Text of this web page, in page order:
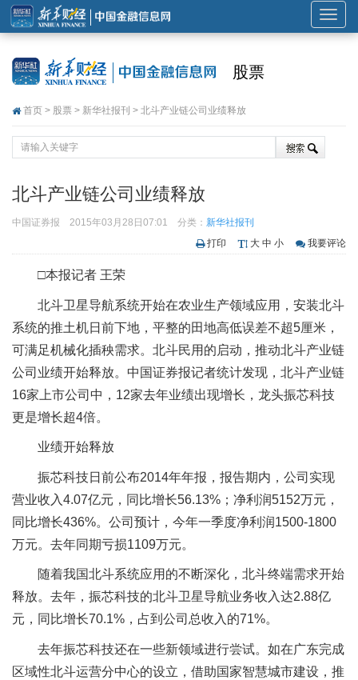
展
开
股票
首页 > 股票 > 新华社报刊 > 北斗产业链公司业绩释放
北斗产业链公司业绩释放
中国证券报 2015年03月28日07:01 分类： 新华社报刊
打印
大 中 小 我要评论
□本报记者 王荣
北斗卫星导航系统开始在农业生产领域应用，安装北斗
系统的推土机日前下地，平整的田地高低误差不超5厘米，
可满足机械化插秧需求。北斗民用的启动，推动北斗产业链
公司业绩开始释放。中国证券报记者统计发现，北斗产业链
16家上市公司中，12家去年业绩出现增长，龙头振芯科技
更是增长超4倍。
业绩开始释放
振芯科技日前公布2014年年报，报告期内，公司实现
营业收入4.07亿元，同比增长56.13%；净利润5152万元，
同比增长436%。公司预计，今年一季度净利润1500-1800
万元。去年同期亏损1109万元。
随着我国北斗系统应用的不断深化，北斗终端需求开始
释放。去年，振芯科技的北斗卫星导航业务收入达2.88亿
元，同比增长70.1%，占到公司总收入的71%。
去年振芯科技还在一些新领域进行尝试。如在广东完成
区域性北斗运营分中心的设立，借助国家智慧城市建设，推